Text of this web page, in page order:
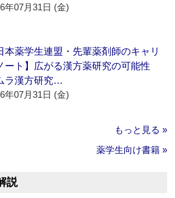
年07月31日 (金)
本薬学生連盟・先輩薬剤師のキャリ
ート】広がる漢方薬研究の可能性
ラ漢方研究…
年07月31日 (金)
もっと見る »
薬学生向け書籍 »
説